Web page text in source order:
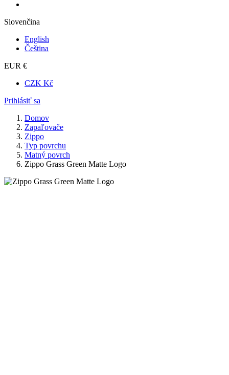
Slovenčina
English
Čeština
EUR €
CZK Kč
Prihlásiť sa
Domov
Zapaľovače
Zippo
Typ povrchu
Matný povrch
Zippo Grass Green Matte Logo